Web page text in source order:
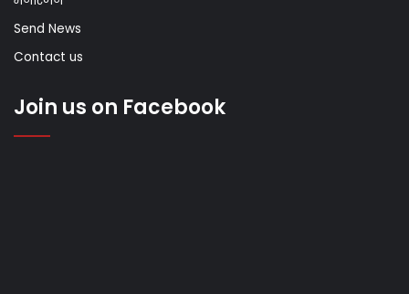
Send News
Contact us
Join us on Facebook